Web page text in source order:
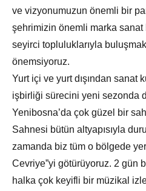
ve vizyonumuzun önemli bir
şehrimizin önemli marka sanat
seyirci topluluklarıyla
önemsiyoruz.
Yurt içi ve yurt dışından sanat
işbirliği sürecini yeni sezonda
Yenibosna’da çok güzel bir
Sahnesi bütün altyapısıyla
zamanda biz tüm o bölgede
Cevriye”yi götürüyoruz. 2 gün
halka çok keyifli bir müzikal